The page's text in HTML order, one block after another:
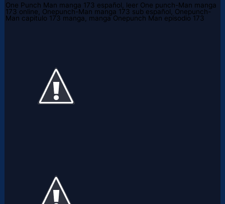
One Punch Man manga 173 español, leer One punch-Man manga
173 online, Onepunch-Man manga 173 sub español, Onepunch-
Man capitulo 173 manga, manga Onepunch Man episodio 173